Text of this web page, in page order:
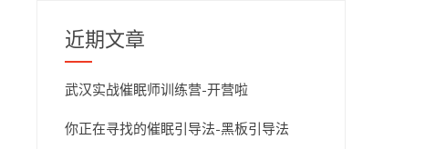
近期文章
武汉实战催眠师训练营-开营啦
你正在寻找的催眠引导法-黑板引导法